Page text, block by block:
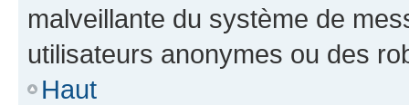
malveillante du système de
utilisateurs anonymes ou des
Haut